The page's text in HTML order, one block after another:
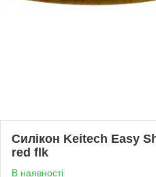
Силікон Keitech Easy
red flk
В наявності